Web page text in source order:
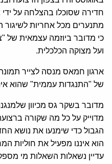
חדירה שסוכלו בהצלחה על
מתנערים מכל אחריות
כי מדובר ביוזמה עצמאית של
ועל מצוקה הכלכלית.
ארגון חמאס מנסה לצייר
של "התנגדות עממית" שהוא
מדובר בשקר גס מכיוון
מדוייק על כל מה שקורה
הגבול כדי שימנעו את נושא
הוא איננו מפעיל את חוליות
עדיין נשאלות השאלות מי